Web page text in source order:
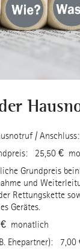
/
25,50 €
Grundpreis
und
Rettungskette
Gerätes.
monatlich
Ehepartner):